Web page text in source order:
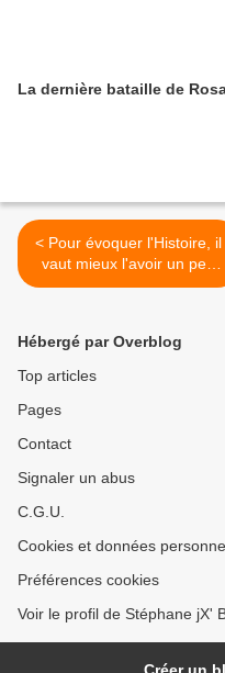
La dernière bataille de
< Pour évoquer l'Histoire, il
vaut mieux l'avoir un peu
vécue...
Hébergé par Overblog
Top articles
Pages
Contact
Signaler un abus
C.G.U.
Cookies et données
Préférences cookies
Voir le profil de Stéphane jX'
Créer un